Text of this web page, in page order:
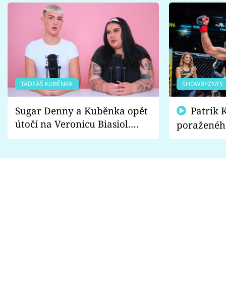
TADEÁŠ KUBĚNKA
Sugar Denny a Kuběnka opět
útočí na Veronicu Biasiol.
Proč je podle nich falešná a
SHOWBYZNYS
fanoušci